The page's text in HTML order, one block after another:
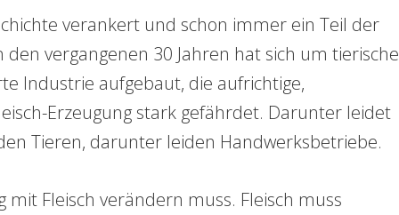
verankert und schon immer ein Teil der
vergangenen 30 Jahren hat sich um tierische
Industrie aufgebaut, die aufrichtige,
Erzeugung stark gefährdet. Darunter leidet
Tieren, darunter leiden Handwerksbetriebe.
Fleisch verändern muss. Fleisch muss